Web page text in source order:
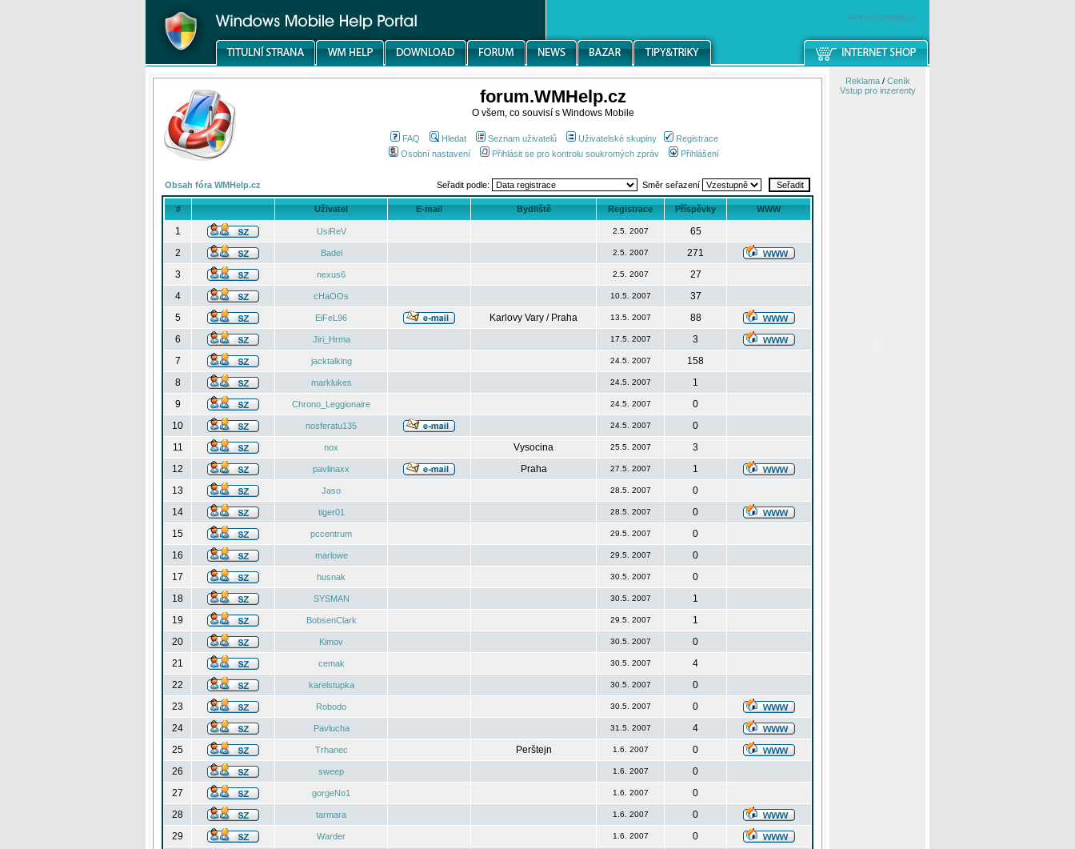
windowsmobile.cz
forum.WMHelp.cz
O všem, co souvisí s Windows Mobile
FAQ Hledat Seznam uživatelů Uživatelské skupiny
Registrace
Osobní nastavení
Přihlásit se pro kontrolu soukromých zpráv Přihlášení
Obsah fóra WMHelp.cz Seřadit podle: Směr seřazení
# Uživatel E-mail Bydliště Registrace Příspěvky WWW
1 UsiReV 2.5. 2007
65
2
Badel 2.5. 2007
271
3
nexus6 2.5. 2007
27
4
cHaOOs 10.5. 2007
37
5
EiFeL96 Karlovy Vary / Praha 13.5. 2007
88
6
Jiri_Hrma 17.5. 2007
3
7
jacktalking 24.5. 2007
158
8
marklukes 24.5. 2007
1
9
Chrono_Leggionaire 24.5. 2007
0
10
nosferatu135 24.5. 2007
0
11
nox Vysocina 25.5. 2007
3
12
pavlinaxx Praha 27.5. 2007
1
13
Jaso 28.5. 2007
0
14
tiger01 28.5. 2007
0
15
pccentrum 29.5. 2007
0
16
marlowe 29.5. 2007
0
17
husnak 30.5. 2007
0
18
SYSMAN 30.5. 2007
1
19
BobsenClark 29.5. 2007
1
20
Kimov 30.5. 2007
0
21
cemak 30.5. 2007
4
22
karelstupka 30.5. 2007
0
23
Robodo 30.5. 2007
0
24
Pavlucha 31.5. 2007
4
25
Trhanec Perštejn 1.6. 2007
0
26
sweep 1.6. 2007
0
27
gorgeNo1 1.6. 2007
0
28
tarmara 1.6. 2007
0
29
Warder 1.6. 2007
0
Reklama/ Ceník
Vstup pro inzerenty